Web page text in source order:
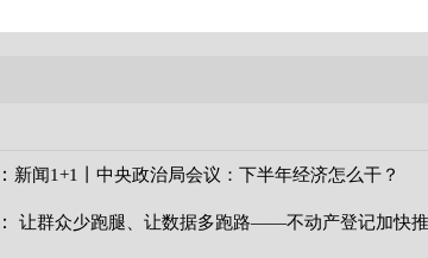
： 新闻1+1丨中央政治局会议：下半年经济怎么干？
： 让群众少跑腿、让数据多跑路——不动产登记加快推